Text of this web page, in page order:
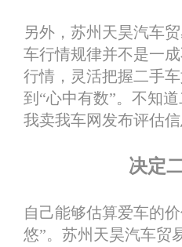
另外，苏州天昊汽车
车行情规律并不是一
行情，灵活把握二手
到“心中有数”。不知
我卖我车网发布评估
决定
自己能够估算爱车的
悠”。苏州天昊汽车贸